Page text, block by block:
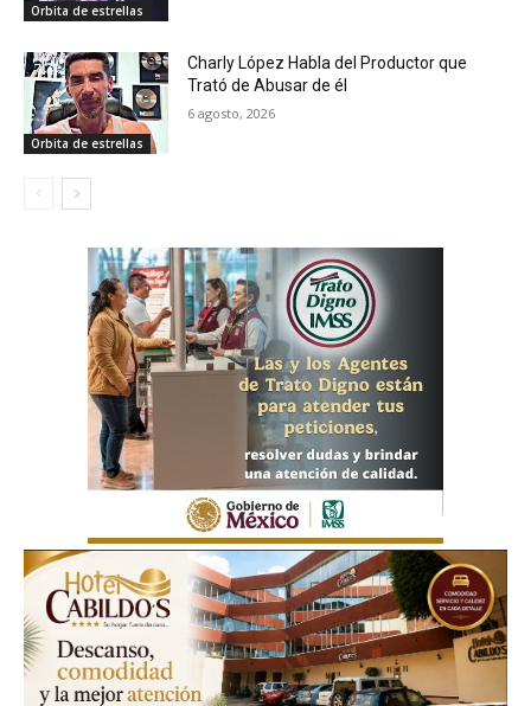
Orbita de estrellas
Orbita de estrellas
Charly López Habla del Productor que
Trató de Abusar de él
6 agosto, 2026